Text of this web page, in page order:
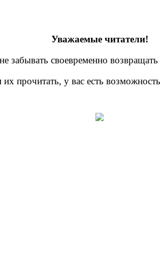
Уважаемые читатели!
забывать своевременно
прочитать, у вас есть